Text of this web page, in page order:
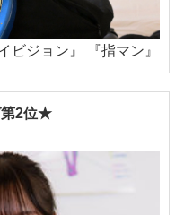
ビジョン』 『指マン』
2位★